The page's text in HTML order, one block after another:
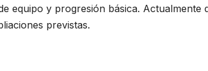
equipo y progresión básica. Actualmente
previstas.